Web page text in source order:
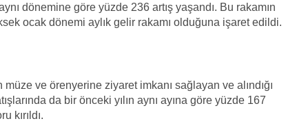
dönemine göre yüzde 236 artış yaşandı. Bu rakamın
ocak dönemi aylık gelir rakamı olduğuna işaret edildi.
ve örenyerine ziyaret imkanı sağlayan ve alındığı
da bir önceki yılın aynı ayına göre yüzde 167
kırıldı.